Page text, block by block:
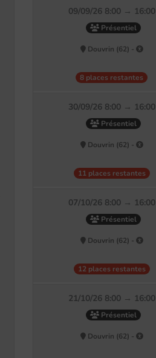
09/09/26 8:00 → 16:00
Présentiel
Douvrin (62) -
8 places restantes
30/09/26 8:00 → 16:00
Présentiel
Douvrin (62) -
11 places restantes
07/10/26 8:00 → 16:00
Présentiel
Douvrin (62) -
12 places restantes
21/10/26 8:00 → 16:00
Présentiel
Douvrin (62) -